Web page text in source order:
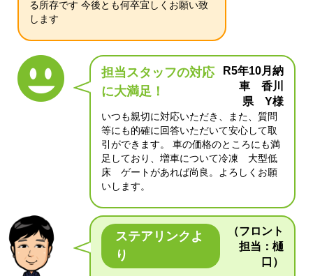
る所存です 今後とも何卒宜しくお願い致
します
担当スタッフの対応
に大満足！
R5年10月納
車 香川
県 Y様
いつも親切に対応いただき、また、質問
等にも的確に回答いただいて安心して取
引ができます。 車の価格のところにも満
足しており、増車について冷凍 大型低
床 ゲートがあれば尚良。よろしくお願
いします。
ステアリンクよ
り
（フロント
担当：樋
口）